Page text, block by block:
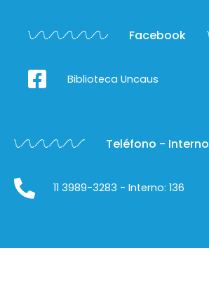
Facebook
Biblioteca Uncaus
Teléfono - Interno
11 3989-3283 - Interno: 136